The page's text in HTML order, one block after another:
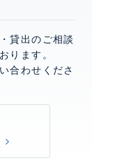
貸出のご相談
ります。
合わせくださ